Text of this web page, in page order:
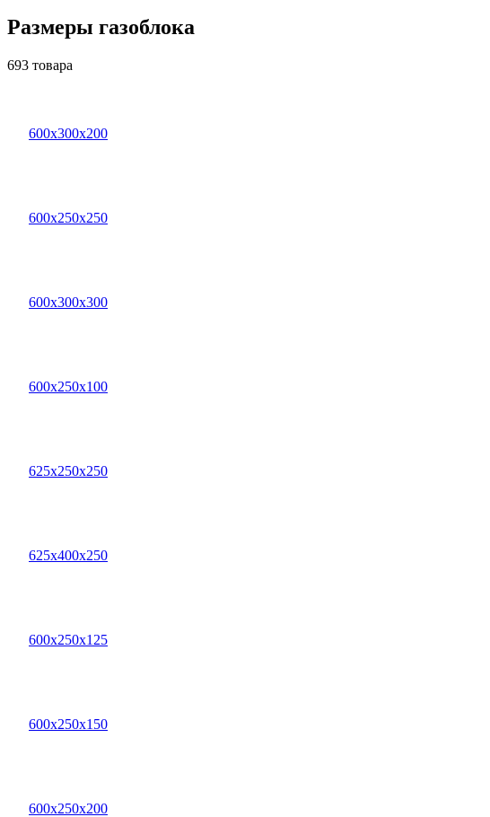
Размеры газоблока
693 товара
600х300х200
600х250х250
600х300х300
600х250х100
625х250х250
625х400х250
600х250х125
600х250х150
600х250х200